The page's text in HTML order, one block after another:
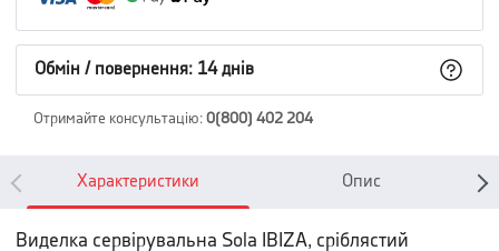
Обмін / повернення: 14 днів
Отримайте консультацію: 0(800) 402 204
Характеристики Опис
Виделка сервірувальна Sola IBIZA, сріблястий